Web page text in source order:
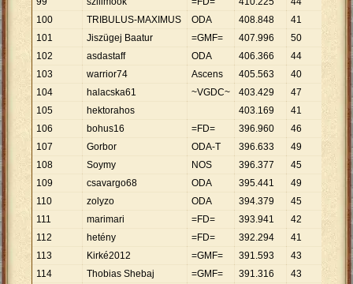
100
TRIBULUS-MAXIMUS ODA 408.848 41
972
101
Jiszügej Baatur =GMF= 407.996 50 8.
160
102
asdastaff ODA 406.366 44 9
236
103
warrior74 Ascens 405.563 40
104
halacska61 ~VGDC~ 403.429 47 .
105
hektorahos 403.169 41
833
106
bohus16 =FD= 396.960 46
630
107
Gorbor ODA-T 396.633 49
095
108
Soymy NOS 396.377 45 . 808
109
csavargo68 ODA 395.441 49
110
zolyzo ODA 394.379 45 . 764
111
marimari =FD= 393.941 42 9
380
112
hetény =FD= 392.294 41 9
568
113
Kirké2012 =GMF= 391.593 43
107
114
Thobias Shebaj =GMF= 391.316 43 9.
100